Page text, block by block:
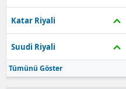
Katar Riyali
Suudi Riyali
Tümünü Göster